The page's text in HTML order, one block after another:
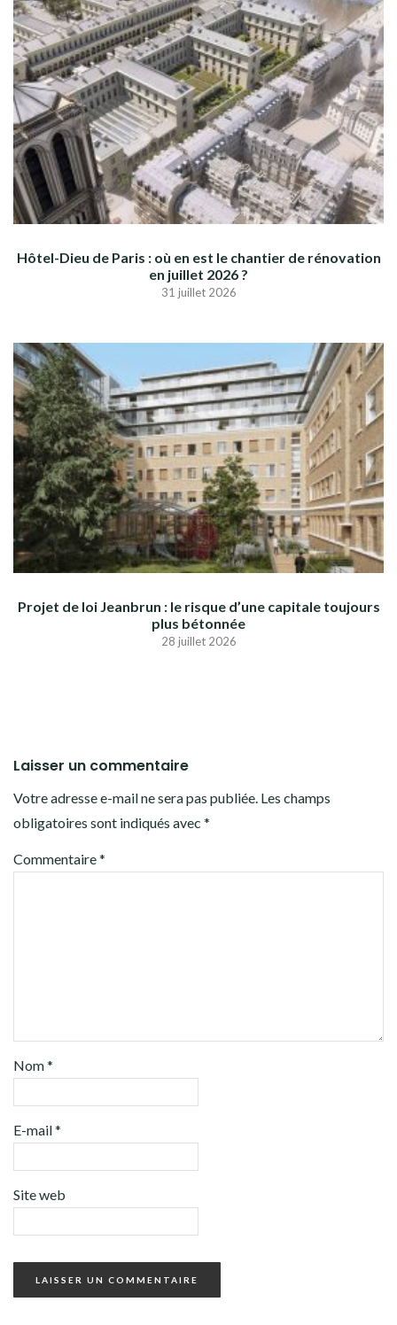
Hôtel-Dieu de Paris : où en est le chantier de rénovation
en juillet 2026 ?
31 juillet 2026
Projet de loi Jeanbrun : le risque d’une capitale toujours
plus bétonnée
28 juillet 2026
Laisser un commentaire
Votre adresse e-mail ne sera pas publiée. Les champs
obligatoires sont indiqués avec *
Commentaire*
Nom*
E-mail*
Site web